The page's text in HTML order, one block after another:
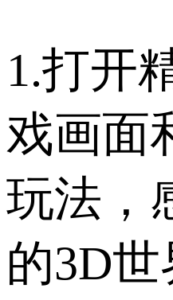
1.打开
戏画面
玩法，
的3D